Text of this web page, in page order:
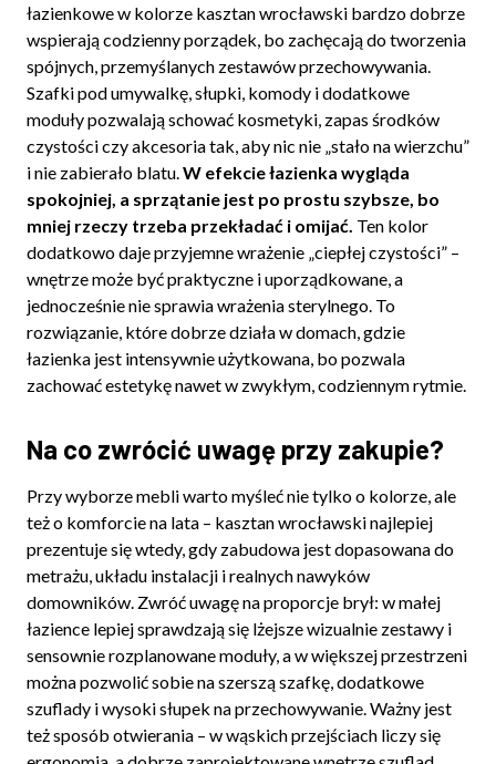
łazienkowe w kolorze kasztan wrocławski bardzo dobrze
wspierają codzienny porządek, bo zachęcają do tworzenia
spójnych, przemyślanych zestawów przechowywania.
Szafki pod umywalkę, słupki, komody i dodatkowe
moduły pozwalają schować kosmetyki, zapas środków
czystości czy akcesoria tak, aby nic nie „stało na wierzchu”
i nie zabierało blatu.W efekcie łazienka wygląda
spokojniej, a sprzątanie jest po prostu szybsze, bo
mniej rzeczy trzeba przekładać i omijać. Ten kolor
dodatkowo daje przyjemne wrażenie „ciepłej czystości” –
wnętrze może być praktyczne i uporządkowane, a
jednocześnie nie sprawia wrażenia sterylnego. To
rozwiązanie, które dobrze działa w domach, gdzie
łazienka jest intensywnie użytkowana, bo pozwala
zachować estetykę nawet w zwykłym, codziennym rytmie.
Na co zwrócić uwagę przy zakupie?
Przy wyborze mebli warto myśleć nie tylko o kolorze, ale
też o komforcie na lata – kasztan wrocławski najlepiej
prezentuje się wtedy, gdy zabudowa jest dopasowana do
metrażu, układu instalacji i realnych nawyków
domowników. Zwróć uwagę na proporcje brył: w małej
łazience lepiej sprawdzają się lżejsze wizualnie zestawy i
sensownie rozplanowane moduły, a w większej przestrzeni
można pozwolić sobie na szerszą szafkę, dodatkowe
szuflady i wysoki słupek na przechowywanie. Ważny jest
też sposób otwierania – w wąskich przejściach liczy się